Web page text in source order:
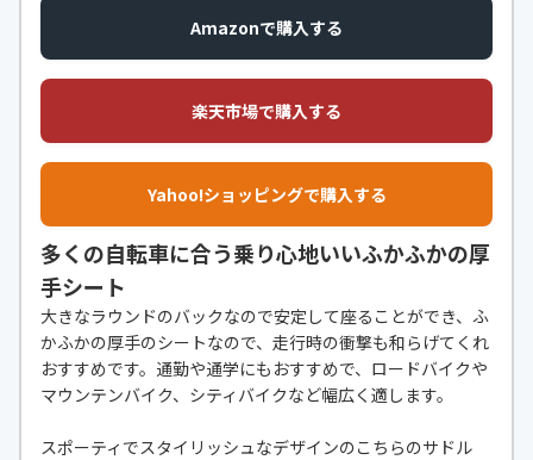
Amazonで購入する
楽天市場で購入する
Yahoo!ショッピングで購入する
多くの自転車に合う乗り心地いいふかふかの厚
手シート
大きなラウンドのバックなので安定して座ることができ、ふ
かふかの厚手のシートなので、走行時の衝撃も和らげてくれ
おすすめです。通勤や通学にもおすすめで、ロードバイクや
マウンテンバイク、シティバイクなど幅広く適します。
スポーティでスタイリッシュなデザインのこちらのサドル